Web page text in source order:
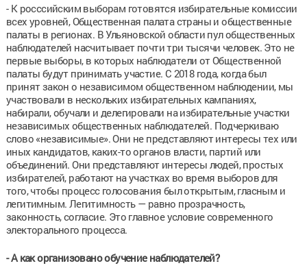
- К росссийским выборам готовятся избирательные комиссии
всех уровней, Общественная палата страны и общественные
палаты в регионах. В Ульяновской области пул общественных
наблюдателей насчитывает почти три тысячи человек. Это не
первые выборы, в которых наблюдатели от Общественной
палаты будут принимать участие. С 2018 года, когда был
принят закон о независимом общественном наблюдении, мы
участвовали в нескольких избирательных кампаниях,
набирали, обучали и делегировали на избирательные участки
независимых общественных наблюдателей. Подчеркиваю
слово «независимые». Они не представляют интересы тех или
иных кандидатов, каких-то органов власти, партий или
объединений. Они представляют интересы людей, простых
избирателей, работают на участках во время выборов для
того, чтобы процесс голосования был открытым, гласным и
легитимным. Легитимность — равно прозрачность,
законность, согласие. Это главное условие современного
электорального процесса.
- А как организовано обучение наблюдателей?